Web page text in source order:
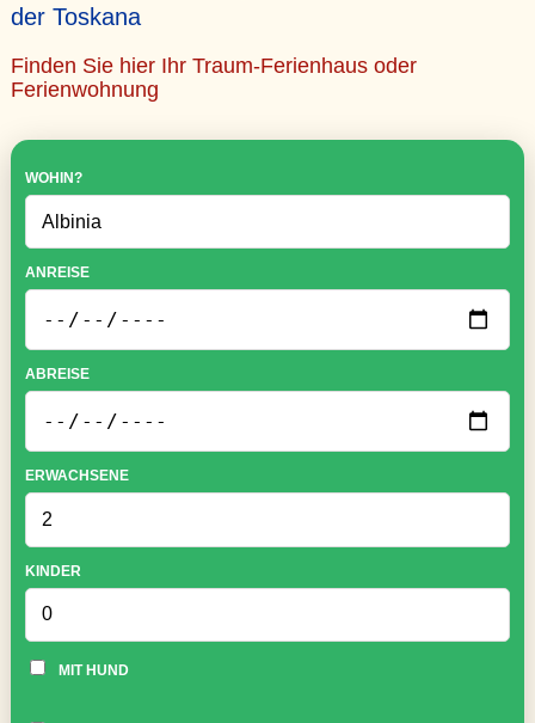
der Toskana
Finden Sie hier Ihr Traum-Ferienhaus oder
Ferienwohnung
WOHIN?
ANREISE
ABREISE
ERWACHSENE
KINDER
MIT HUND